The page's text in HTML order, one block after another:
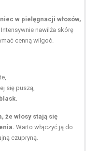
w pielęgnacji włosów,
Intensywnie nawilża skórę
cenną wilgoć.
się puszą,
że włosy stają się
Warto włączyć ją do
czupryną.